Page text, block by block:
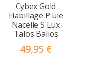
Cybex Gold
Habillage Pluie
Nacelle S Lux
Talos Balios
49,95 €